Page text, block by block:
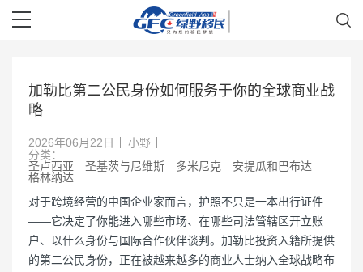
加勒比第二公民身份如何服务于你的全球商业战
略
2026年06月22日
小野
分类：
圣卢西亚
圣基茨与尼维斯 多米尼克
安提瓜和巴布达
格林纳达
对于跨境经营的中国企业家而言，护照不只是一本出行证件
——它决定了你能进入哪些市场、在哪些司法管辖区开立账
户、以什么身份与国际合作伙伴谈判。加勒比投资入籍所提供
的第二公民身份，正在被越来越多的商业人士纳入全球战略布